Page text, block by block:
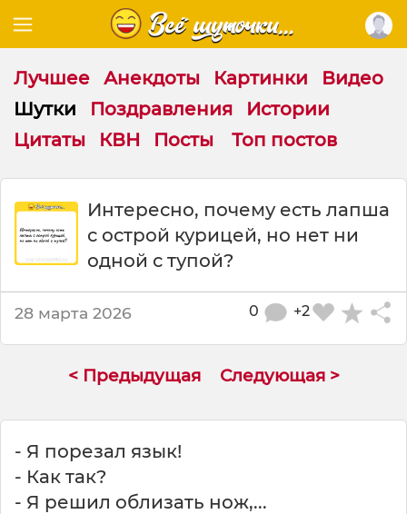
Лучшее Анекдоты Картинки
Видео
Шутки
Поздравления
Истории
Цитаты
КВН Посты Топ постов
:
е
Интересно, почему есть лапша
с острой курицей, но нет ни
одной с тупой?
28 марта 2026 +2
0
< Предыдущая Следующая >
- Я порезал язык!
- Как так?
- Я решил облизать нож,...